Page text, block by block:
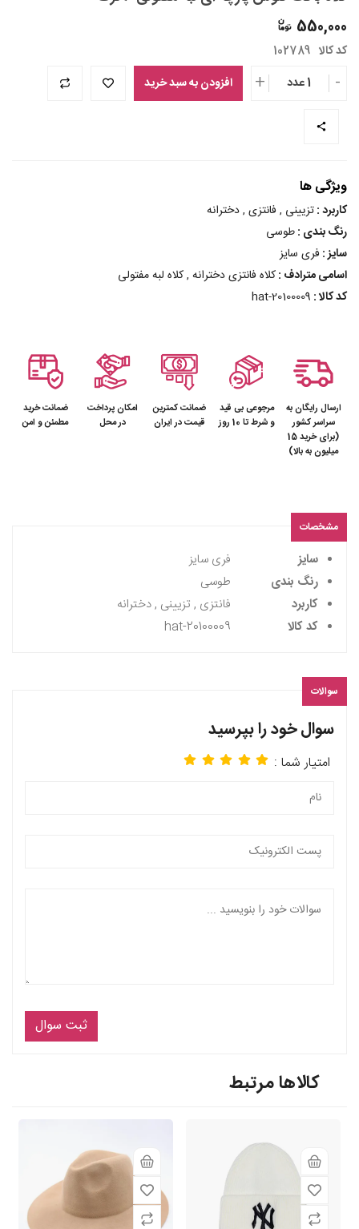
550,000
کد کالا 102789
- 1 عدد + افزودن به سبد خرید
ویژگی ها
کاربرد :تزیینی , فانتزی , دخترانه
رنگ بندی :طوسی
سایز : فری سایز
اسامی مترادف :کلاه فانتزی دخترانه , کلاه لبه مفتولی
کد کالا : hat-20100009
ارسال رایگان به
سراسر کشور
(برای خرید 15
میلیون به بالا)
مرجوعی بی قید
و شرط تا 10 روز
ضمانت کمترین
قیمت در ایران
امکان پرداخت
در محل
ضمانت خرید
مطمئن و امن
مشخصات
سایز
فری سایز
رنگ بندی
طوسی
کاربرد
فانتزی , تزیینی , دخترانه
کد کالا
سوالات
سوال خود را بپرسید
امتیار شما :
ثبت سوال
کالاها مرتبط